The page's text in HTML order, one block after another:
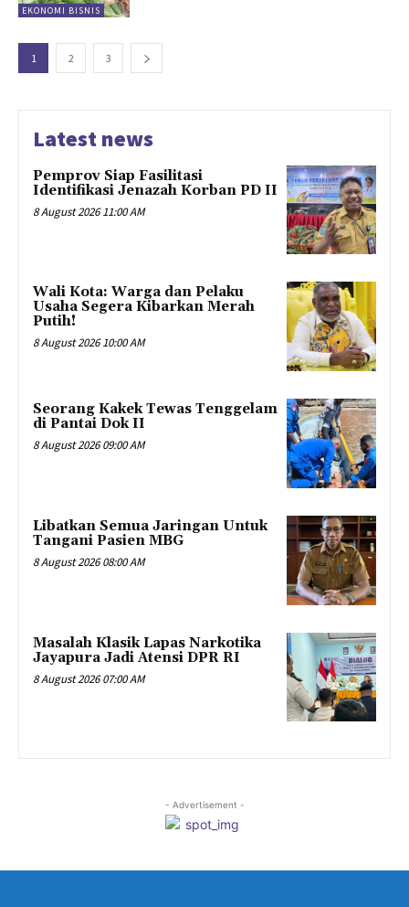
EKONOMI BISNIS
1 2 3
Latest news
Pemprov Siap Fasilitasi
Identifikasi Jenazah Korban PD II
8 August 2026 11:00 AM
Wali Kota: Warga dan Pelaku
Usaha Segera Kibarkan Merah
Putih!
8 August 2026 10:00 AM
Seorang Kakek Tewas Tenggelam
di Pantai Dok II
8 August 2026 09:00 AM
Libatkan Semua Jaringan Untuk
Tangani Pasien MBG
8 August 2026 08:00 AM
Masalah Klasik Lapas Narkotika
Jayapura Jadi Atensi DPR RI
8 August 2026 07:00 AM
- Advertisement -